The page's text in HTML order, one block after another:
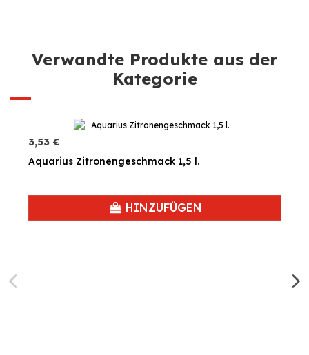
Verwandte Produkte aus der
Kategorie
3,53 €
Aquarius Zitronengeschmack 1,5 l.
HINZUFÜGEN